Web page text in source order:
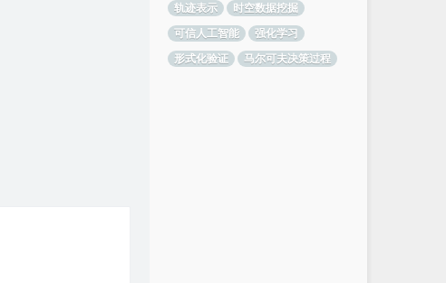
轨迹表示
时空数据挖掘
可信人工智能
强化学习
形式化验证
马尔可夫决策过程